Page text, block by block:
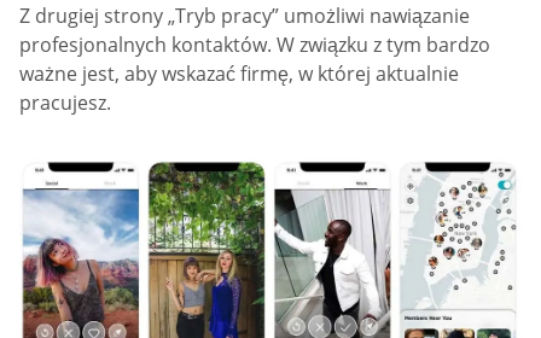
Z drugiej strony „Tryb pracy” umożliwi nawiązanie
profesjonalnych kontaktów. W związku z tym bardzo
ważne jest, aby wskazać firmę, w której aktualnie
pracujesz.